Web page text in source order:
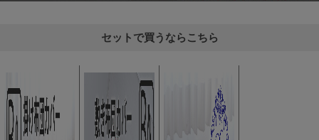
セットで買うならこちら